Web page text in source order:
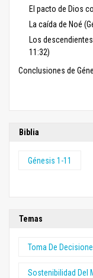
El pacto de Dios
La caída de Noé
Los
11:32)
Conclusiones de
Biblia
Génesis 1-11
Temas
Toma De
Sostenibilidad Del